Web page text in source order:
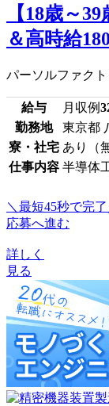
【18歳～
＆高時給
パーソルファク
給与 月収例
勤務地
東京都
寮・社宅 あり（
仕事内容 半導体
＼最短45秒で完了
応募へ進む
詳しく
見る